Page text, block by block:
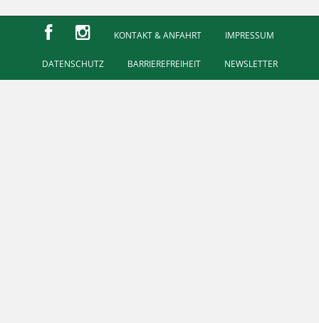
KONTAKT & ANFAHRT IMPRESSUM
DATENSCHUTZ BARRIEREFREIHEIT NEWSLETTER